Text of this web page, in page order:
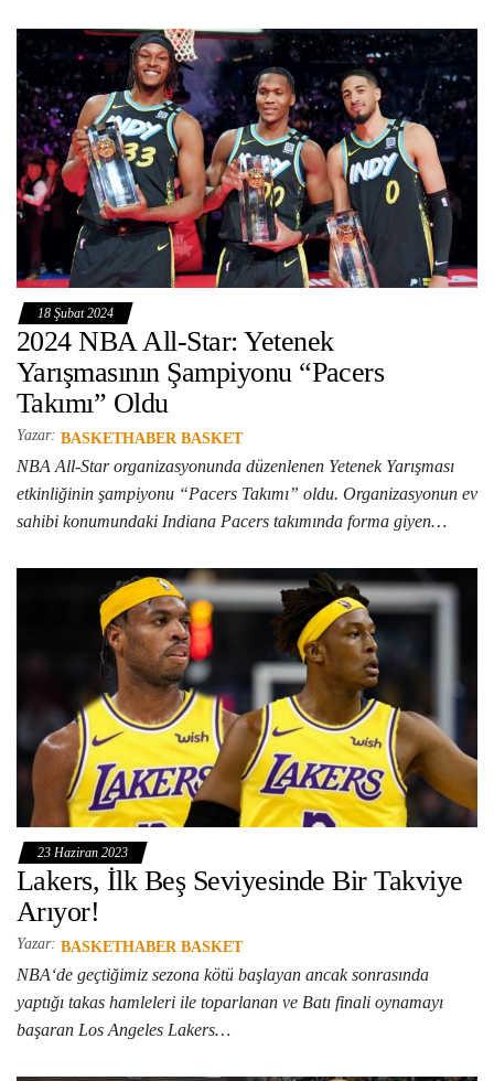
18 Şubat 2024
2024 NBA All-Star: Yetenek
Yarışmasının Şampiyonu “Pacers
Takımı” Oldu
Yazar: BASKETHABER BASKET
NBA All-Star organizasyonunda düzenlenen Yetenek Yarışması
etkinliğinin şampiyonu “Pacers Takımı” oldu. Organizasyonun ev
sahibi konumundaki Indiana Pacers takımında forma giyen…
23 Haziran 2023
Lakers, İlk Beş Seviyesinde Bir Takviye
Arıyor!
Yazar: BASKETHABER BASKET
NBA‘de geçtiğimiz sezona kötü başlayan ancak sonrasında
yaptığı takas hamleleri ile toparlanan ve Batı finali oynamayı
başaran Los Angeles Lakers…